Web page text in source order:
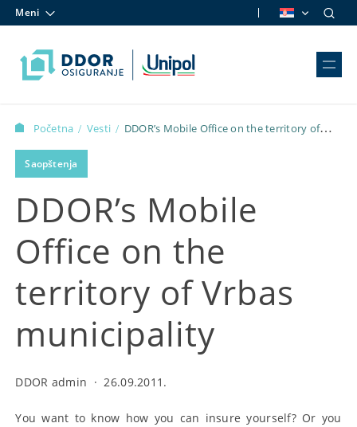
Meni
Početna / Vesti / DDOR’s Mobile Office on the territory of
Vrbas municipality
Saopštenja
DDOR’s Mobile
Office on the
territory of Vrbas
municipality
DDOR admin ·26.09.2011.
You want to know how you can insure yourself? Or you